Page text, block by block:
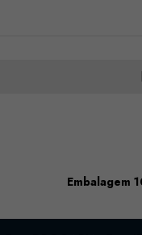
Embalagem